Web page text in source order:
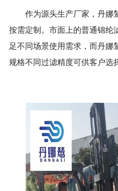
作为源头生产厂家，丹娜
按需定制。市面上的普通锦纶
足不同场景使用需求，而丹娜
规格不同过滤精度可供客户选